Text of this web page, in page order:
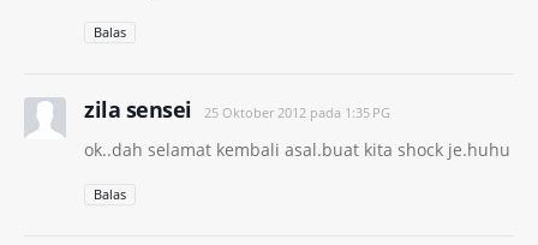
Balas
zila sensei 25 Oktober 2012 pada 1:35 PG
ok..dah selamat kembali asal.buat kita shock je.huhu
Balas